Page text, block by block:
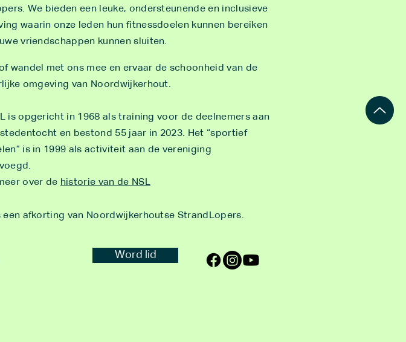
We bieden een leuke, ondersteunende en inclusieve
waarin onze leden hun fitnessdoelen kunnen bereiken
vriendschappen kunnen sluiten.
wandel met ons mee en ervaar de schoonheid van de
omgeving van Noordwijkerhout.
is opgericht in 1968 als training voor de deelnemers aan
en bestond 55 jaar in 2023. Het “sportief
is in 1999 als activiteit aan de vereniging
over de historie van de NSL
een afkorting van Noordwijkerhoutse StrandLopers.
Word lid